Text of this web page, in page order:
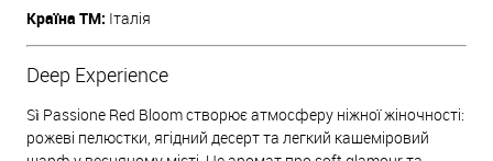
Країна ТМ: Італія
Deep Experience
Sì Passione Red Bloom створює атмосферу ніжної жіночності:
рожеві пелюстки, ягідний десерт та легкий кашеміровий